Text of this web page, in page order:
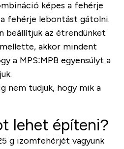
képes a fehérje
fehérje lebontást gátolni.
beállítjuk az étrendünket
akkor mindent
a MPS:MPB egyensúlyt a
nem tudjuk, hogy mik a
lehet építeni?
g izomfehérjét vagyunk